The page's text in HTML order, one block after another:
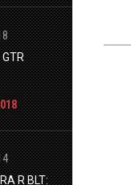
R BLT: